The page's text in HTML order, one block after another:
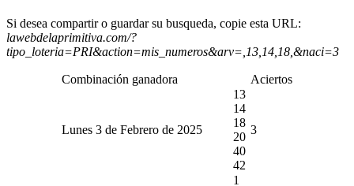
Si desea compartir o guardar su busqueda, copie esta URL:
lawebdelaprimitiva.com/?
tipo_loteria=PRI&action=mis_numeros&arv=,13,14,18,&naci=3
Combinación ganadora Aciertos
Lunes 3 de Febrero de 2025
13
14
18
20
40
42
3
1